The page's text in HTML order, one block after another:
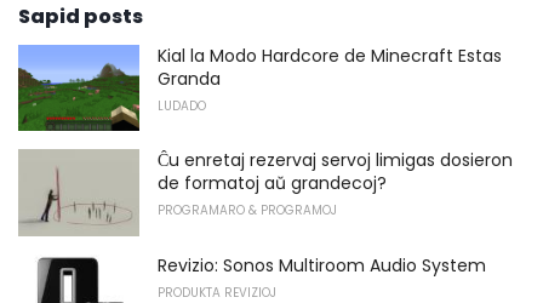
Sapid posts
Kial la Modo Hardcore de Minecraft Estas
Granda
LUDADO
Ĉu enretaj rezervaj servoj limigas dosieron
de formatoj aŭ grandecoj?
PROGRAMARO & PROGRAMOJ
Revizio: Sonos Multiroom Audio System
PRODUKTA REVIZIOJ